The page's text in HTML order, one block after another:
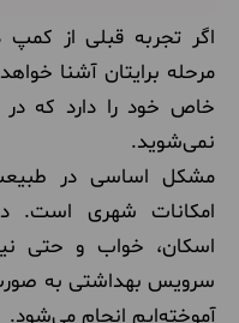
اگر تجربه قبلی از
مرحله برایتان آشنا
خاص خود را دارد که در
نمی‌شوید.
مشکل اساسی در
امکانات شهری است.
اسکان، خواب و حتی
سرویس بهداشتی به
آموخته‌ایم انجام می‌شود.